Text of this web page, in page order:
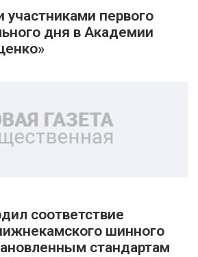
участниками первого
дня в Академии
соответствие
шинного
стандартам